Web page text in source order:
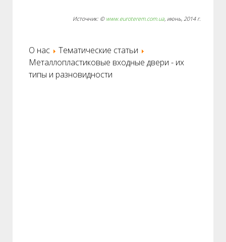
Источник: © www.euroterem.com.ua, июнь, 2014 г.
О нас
Тематические статьи
Металлопластиковые входные двери - их
типы и разновидности